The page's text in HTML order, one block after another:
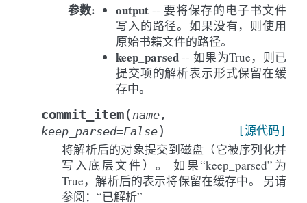
参数: output -- 要将保存的电子书文件
写入的路径。如果没有，则使用
原始书籍文件的路径。
keep_parsed-- 如果为True，则已
提交项的解析表示形式保留在缓
存中。
commit_item( name ,
keep_parsed=False) [源代码]
将解析后的对象提交到磁盘（它被序列化并
写入底层文件）。 如果“keep_parsed”为
True，解析后的表示将保留在缓存中。 另请
参阅：“已解析”